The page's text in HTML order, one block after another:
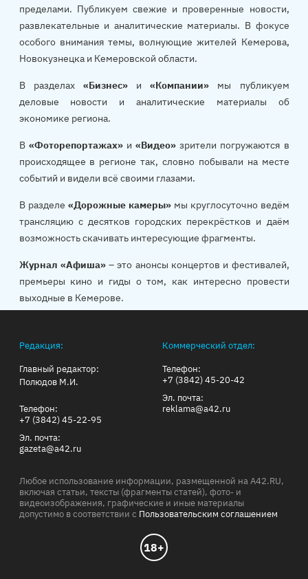
пределами. Публикуем свежие и проверенные новости,
развлекательные и аналитические материалы. В фокусе
особого внимания темы, волнующие жителей Кемерова,
Новокузнецка и Кемеровской области.
В разделах «Бизнес»и«Компании» мы публикуем
деловые новости и аналитические материалы об
экономике региона.
В «Фоторепортажах»и«Видео» зрители погружаются в
происходящее в регионе так, словно побывали на месте
событий и видели всё своими глазами.
В разделе «Дорожные камеры»мы круглосуточно ведём
трансляцию с десятков городских перекрёстков и даём
возможность скачивать интересующие фрагменты.
Журнал «Афиша»– это анонсы концертов и фестивалей,
премьеры кино и гиды о том, как интересно провести
выходные в Кемерове.
Редакция:
Главный редактор:
Полюдов М.И.
Телефон:
+7 (3842) 45-22-95
Эл. почта:
gazeta@a42.ru
Коммерческий отдел:
Телефон:
+7 (3842) 45-20-42
Эл. почта:
reklama@a42.ru
Любое использование информации, размещенной на A42.RU,
включая статьи, тексты (фрагменты статей), фото- и
видеоизображения, графические и иные материалы
допустимо в соответствии с Пользовательским соглашением
18+